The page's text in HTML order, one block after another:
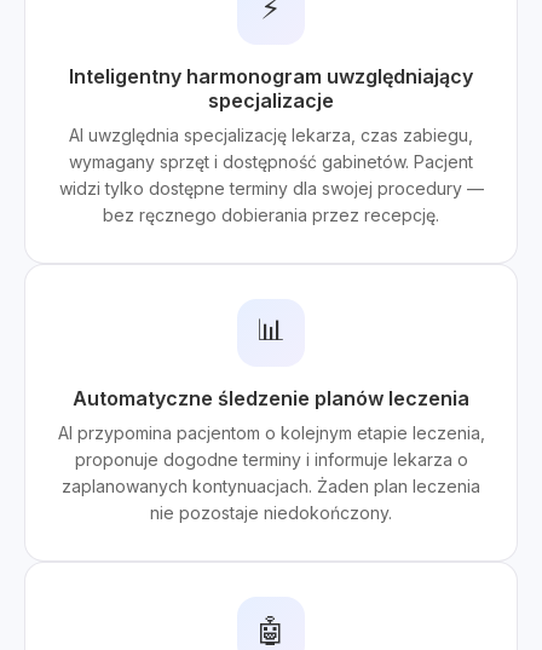
⚡
Inteligentny harmonogram uwzględniający
specjalizacje
AI uwzględnia specjalizację lekarza, czas zabiegu,
wymagany sprzęt i dostępność gabinetów. Pacjent
widzi tylko dostępne terminy dla swojej procedury —
bez ręcznego dobierania przez recepcję.
📊
Automatyczne śledzenie planów leczenia
AI przypomina pacjentom o kolejnym etapie leczenia,
proponuje dogodne terminy i informuje lekarza o
zaplanowanych kontynuacjach. Żaden plan leczenia
nie pozostaje niedokończony.
🤖